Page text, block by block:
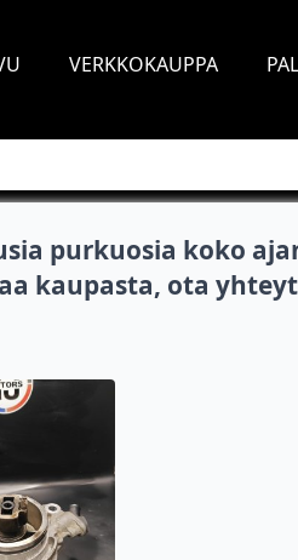
VERKKOKAUPPA
purkuosia koko
kaupasta, ota